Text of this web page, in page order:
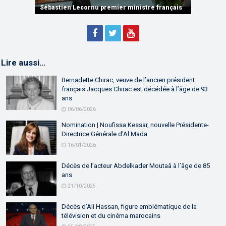
partenariat
Sébastien Lecornu premier ministre français
Discours de M. Aziz Akhannouch
Lire aussi…
Bernadette Chirac, veuve de l’ancien président
français Jacques Chirac est décédée à l’âge de 93
ans
06/06/2026
Nomination | Noufissa Kessar, nouvelle Présidente-
Directrice Générale d’Al Mada
16/01/2026
Décès de l’acteur Abdelkader Moutaâ à l’âge de 85
ans
21/10/2025
Décès d’Ali Hassan, figure emblématique de la
télévision et du cinéma marocains